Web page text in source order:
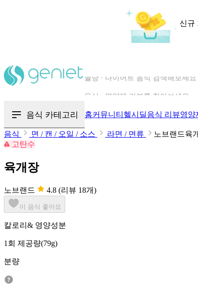
신규
음식 카테고리 홈커뮤니티 헬시딜음식 리뷰영양
음식 면 / 캔 / 오일 / 소스 라면 / 면류
노브랜드육
고탄수
육개장
노브랜드 4.8 (리뷰 18개)
이 음식 좋아요
칼로리& 영양성분
1회 제공량(79g)
분량